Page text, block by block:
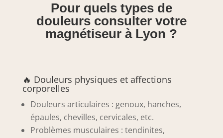
Pour quels types de
douleurs consulter votre
magnétiseur à Lyon ?
🔥 Douleurs physiques et affections
corporelles
Douleurs articulaires : genoux, hanches,
épaules, chevilles, cervicales, etc.
Problèmes musculaires : tendinites,